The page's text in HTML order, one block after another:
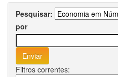
Pesquisar:
por
Filtros correntes: